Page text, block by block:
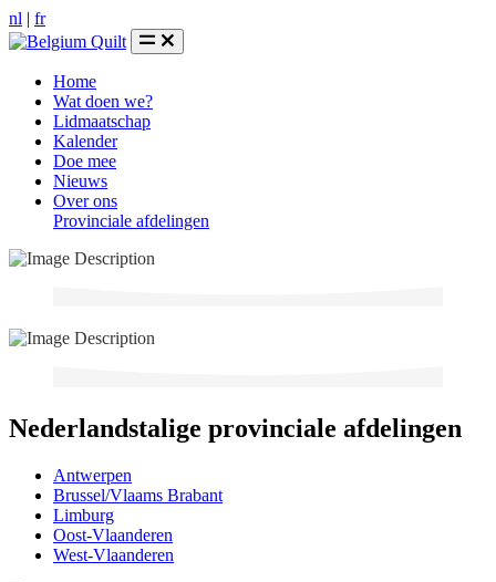
nl | fr
Home
Wat doen we?
Lidmaatschap
Kalender
Doe mee
Nieuws
Over ons
Provinciale afdelingen
Nederlandstalige provinciale afdelingen
Antwerpen
Brussel/Vlaams Brabant
Limburg
Oost-Vlaanderen
West-Vlaanderen